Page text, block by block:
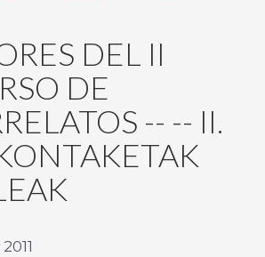
DEL II
DE
-- -- II.